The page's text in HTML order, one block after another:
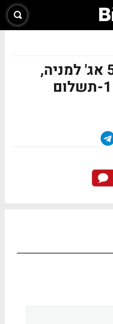
פרטנר - דיבידנד בסך 57 אג' למניה,